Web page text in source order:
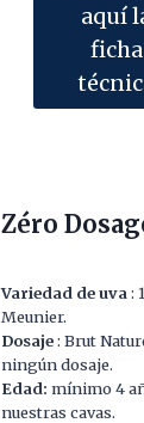
aquí
ficha
Zéro
Variedad de uva :
Meunier.
Dosaje: Brut
ningún dosaje.
Edad: mínimo 4
nuestras cavas.